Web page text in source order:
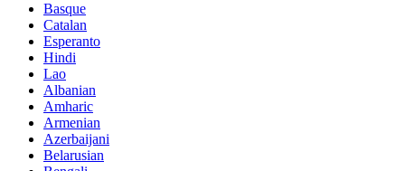
Basque
Catalan
Esperanto
Hindi
Lao
Albanian
Amharic
Armenian
Azerbaijani
Belarusian